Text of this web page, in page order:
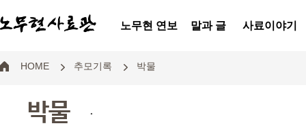
노무현 연보 말과 글 사료이야기
HOME 추모기록 박물
박물 .